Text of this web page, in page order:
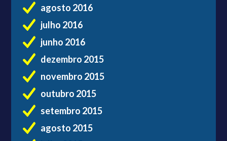
agosto 2016
julho 2016
junho 2016
dezembro 2015
novembro 2015
outubro 2015
setembro 2015
agosto 2015